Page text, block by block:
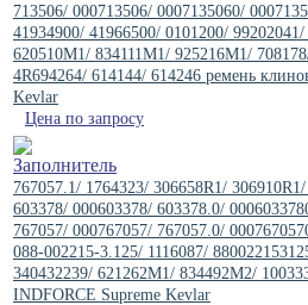
713506/ 000713506/ 0007135060/
41934900/ 41966500/ 0101200/
620510M1/ 834111M1/ 925216M1/
4R694264/ 614144/ 614246 ремень
Kevlar
Цена по запросу
767057.1/ 1764323/ 306658R1/
603378/ 000603378/ 603378.0/
767057/ 000767057/ 767057.0/
088-002215-3.125/ 1116087/
340432239/ 621262M1/ 834492M2/
INDFORCE Supreme Kevlar